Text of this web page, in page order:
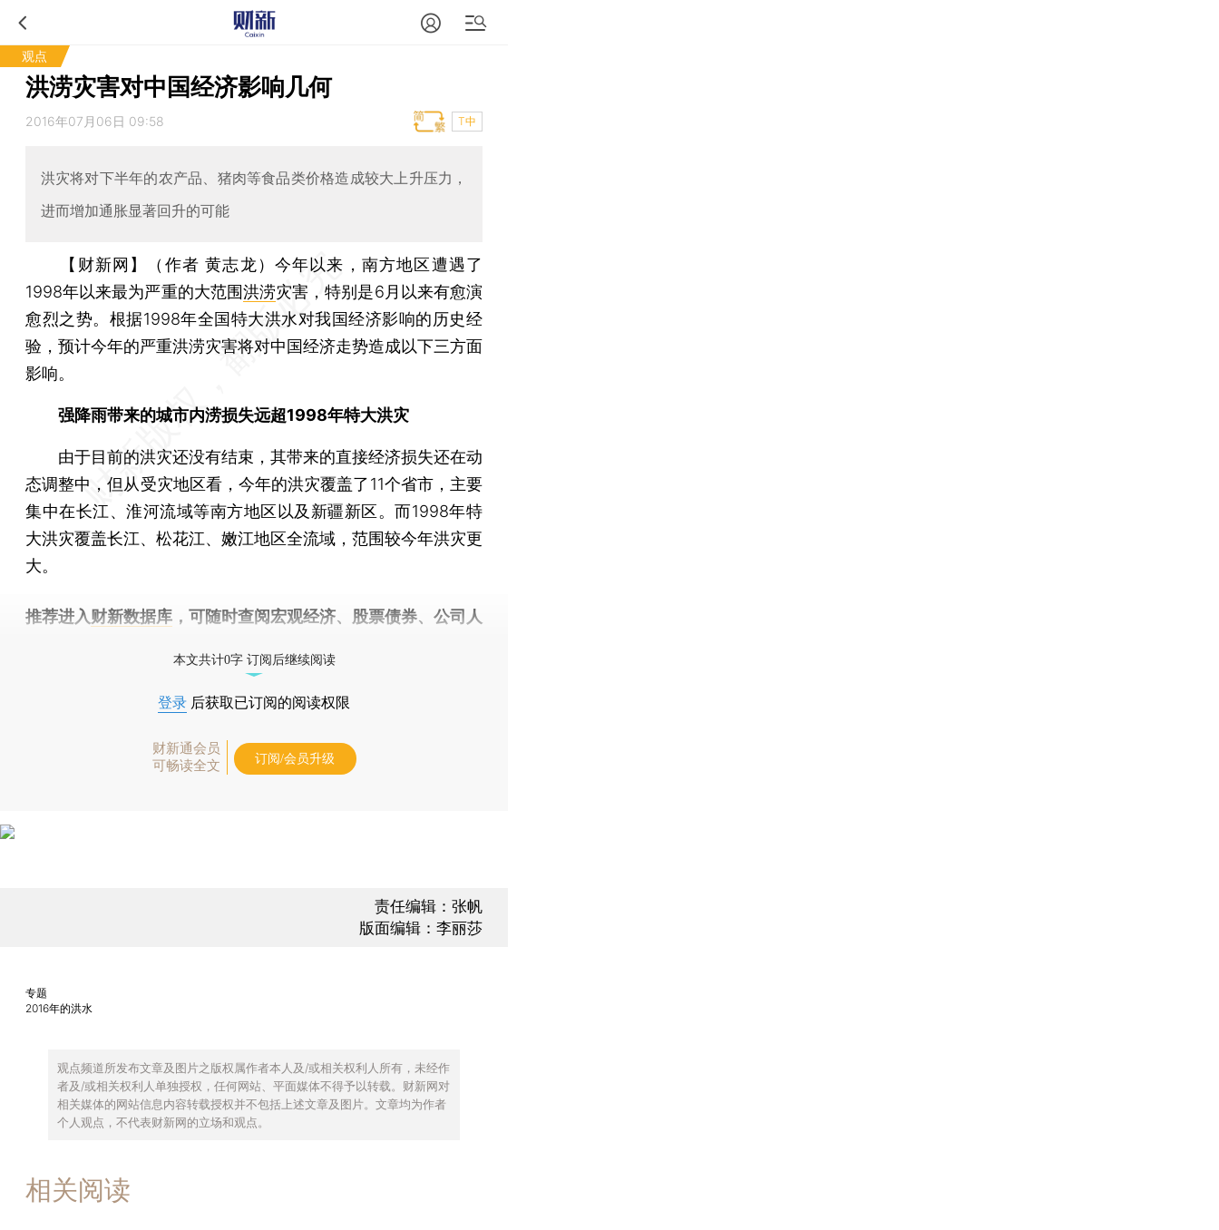
观点
洪涝灾害对中国经济影响几何
2016年07月06日 09:58 T中
洪灾将对下半年的农产品、猪肉等食品类价格造成较大上升压力，
进而增加通胀显著回升的可能
【财新网】（作者 黄志龙） 今年以来，南方地区遭遇了
1998年以来最为严重的大范围洪涝灾害，特别是6月以来有愈演
愈烈之势。根据1998年全国特大洪水对我国经济影响的历史经
验，预计今年的严重洪涝灾害将对中国经济走势造成以下三方面
影响。
强降雨带来的城市内涝损失远超1998年特大洪灾
由于目前的洪灾还没有结束，其带来的直接经济损失还在动
态调整中，但从受灾地区看，今年的洪灾覆盖了11个省市，主要
集中在长江、淮河流域等南方地区以及新疆新区。而1998年特
大洪灾覆盖长江、松花江、嫩江地区全流域，范围较今年洪灾更
大。
推荐进入财新数据库 ，可随时查阅宏观经济、股票债券、公司人
本文共计0字 订阅后继续阅读
登录 后获取已订阅的阅读权限
财新通会员
可畅读全文
订阅/会员升级
责任编辑：张帆
版面编辑：李丽莎
专题
2016年的洪水
观点频道所发布文章及图片之版权属作者本人及/或相关权利人所有，未经作
者及/或相关权利人单独授权，任何网站、平面媒体不得予以转载。财新网对
相关媒体的网站信息内容转载授权并不包括上述文章及图片。文章均为作者
个人观点，不代表财新网的立场和观点。
相关阅读